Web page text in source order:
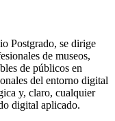
Postgrado, se dirige
de museos,
de públicos en
del entorno digital
y, claro, cualquier
digital aplicado.